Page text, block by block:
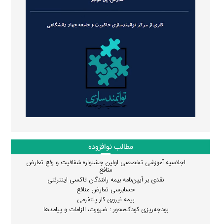
مطالب نوافزوده
اجلاسیه آموزشی تخصصی اولین جشنواره شفافیت و رفع تعارض
منافع
نقدی بر آیین‌نامه بیمه رانندگان تاکسی اینترنتی
حسابرسی تعارض منافع
بیمه نیروی کار پلتفرمی
بودجه‌ریزی کودک‌محور : ضرورت، الزامات و پیامدها